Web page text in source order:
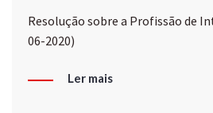
Resolução sobre a Profissão de
06-2020)
Ler mais